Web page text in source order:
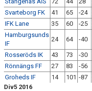
Svarteborg FK
41 65 -24
IFK Lane
35 60 -25
Hamburgsunds
IF
24 64 -40
Rosseröds IK 43 73 -30
Rönnängs FF
27 83 -56
Groheds IF
14 101 -87
Div5 2016